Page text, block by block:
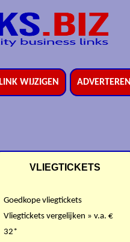
LINK WIJZIGEN ADVERTEREN
VLIEGTICKETS
Goedkope vliegtickets
Vliegtickets vergelijken » v.a. €
32*